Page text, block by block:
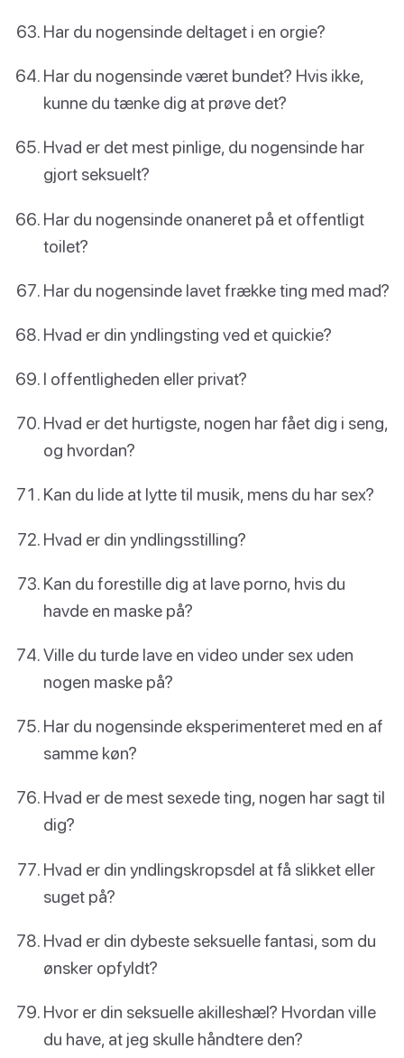
Har du nogensinde deltaget i en orgie?
Har du nogensinde været bundet? Hvis ikke,
kunne du tænke dig at prøve det?
Hvad er det mest pinlige, du nogensinde har
gjort seksuelt?
Har du nogensinde onaneret på et offentligt
toilet?
Har du nogensinde lavet frække ting med mad?
Hvad er din yndlingsting ved et quickie?
I offentligheden eller privat?
Hvad er det hurtigste, nogen har fået dig i seng,
og hvordan?
Kan du lide at lytte til musik, mens du har sex?
Hvad er din yndlingsstilling?
Kan du forestille dig at lave porno, hvis du
havde en maske på?
Ville du turde lave en video under sex uden
nogen maske på?
Har du nogensinde eksperimenteret med en af
samme køn?
Hvad er de mest sexede ting, nogen har sagt til
dig?
Hvad er din yndlingskropsdel at få slikket eller
suget på?
Hvad er din dybeste seksuelle fantasi, som du
ønsker opfyldt?
Hvor er din seksuelle akilleshæl? Hvordan ville
du have, at jeg skulle håndtere den?